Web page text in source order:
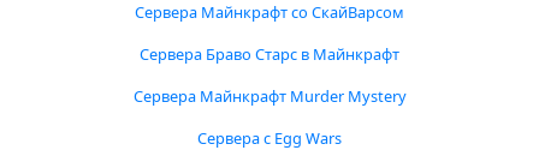
Сервера Майнкрафт со СкайВарсом
Сервера Браво Старс в Майнкрафт
Сервера Майнкрафт Murder Mystery
Сервера с Egg Wars